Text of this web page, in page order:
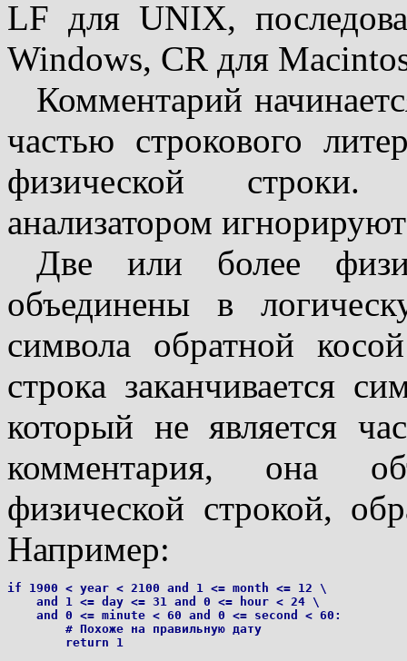
LF для UNIX,
Windows, CR для
Комментарий
частью строкового
физической строки.
анализатором
Две или более
объединены в
символа обратной
строка заканчивается
который не является
комментария, она
физической строкой,
Например:
if 1900 < year < 2100 and 1 <= month <= 12 \
    and 1 <= day <= 31 and 0 <= hour < 24 \
    and 0 <= minute < 60 and 0 <= second < 60:
        # Похоже на правильную дату